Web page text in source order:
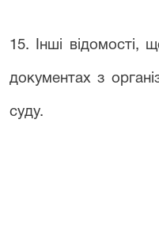
15. Інші відомості,
документах з
суду.